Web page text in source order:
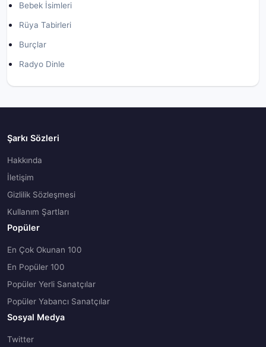
Bebek İsimleri
Rüya Tabirleri
Burçlar
Radyo Dinle
Şarkı Sözleri
Hakkında
İletişim
Gizlilik Sözleşmesi
Kullanım Şartları
Popüler
En Çok Okunan 100
En Popüler 100
Popüler Yerli Sanatçılar
Popüler Yabancı Sanatçılar
Sosyal Medya
Twitter